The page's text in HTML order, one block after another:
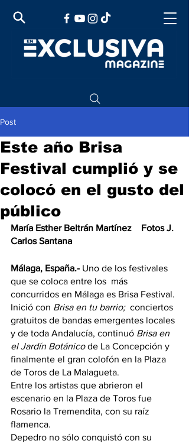
Post
Este año Brisa
Festival cumplió y se
colocó en el gusto del
público
María Esther Beltrán Martínez    Fotos J.
Carlos Santana
Málaga, España.- Uno de los festivales
que se coloca entre los  más
concurridos en Málaga es Brisa Festival.
Inició con Brisa en tu barrio; conciertos
gratuitos de bandas emergentes locales
y de toda Andalucía, continuó Brisa en
el Jardín Botánico de La Concepción y
finalmente el gran colofón en la Plaza
de Toros de La Malagueta.
Entre los artistas que abrieron el
escenario en la Plaza de Toros fue
Rosario la Tremendita, con su raíz
flamenca.
Depedro no sólo conquistó con su